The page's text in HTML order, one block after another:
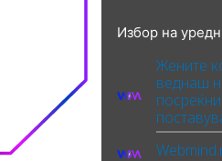
Избор на
Жените
веднаш